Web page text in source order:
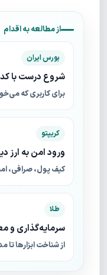
از مطالعه به اقدام
بورس ایران
شروع درست با
برای کاربری که
کریپتو
ورود امن به ارز
کیف پول، صرافی،
طلا
سرمایه‌گذاری و
از شناخت ابزارها